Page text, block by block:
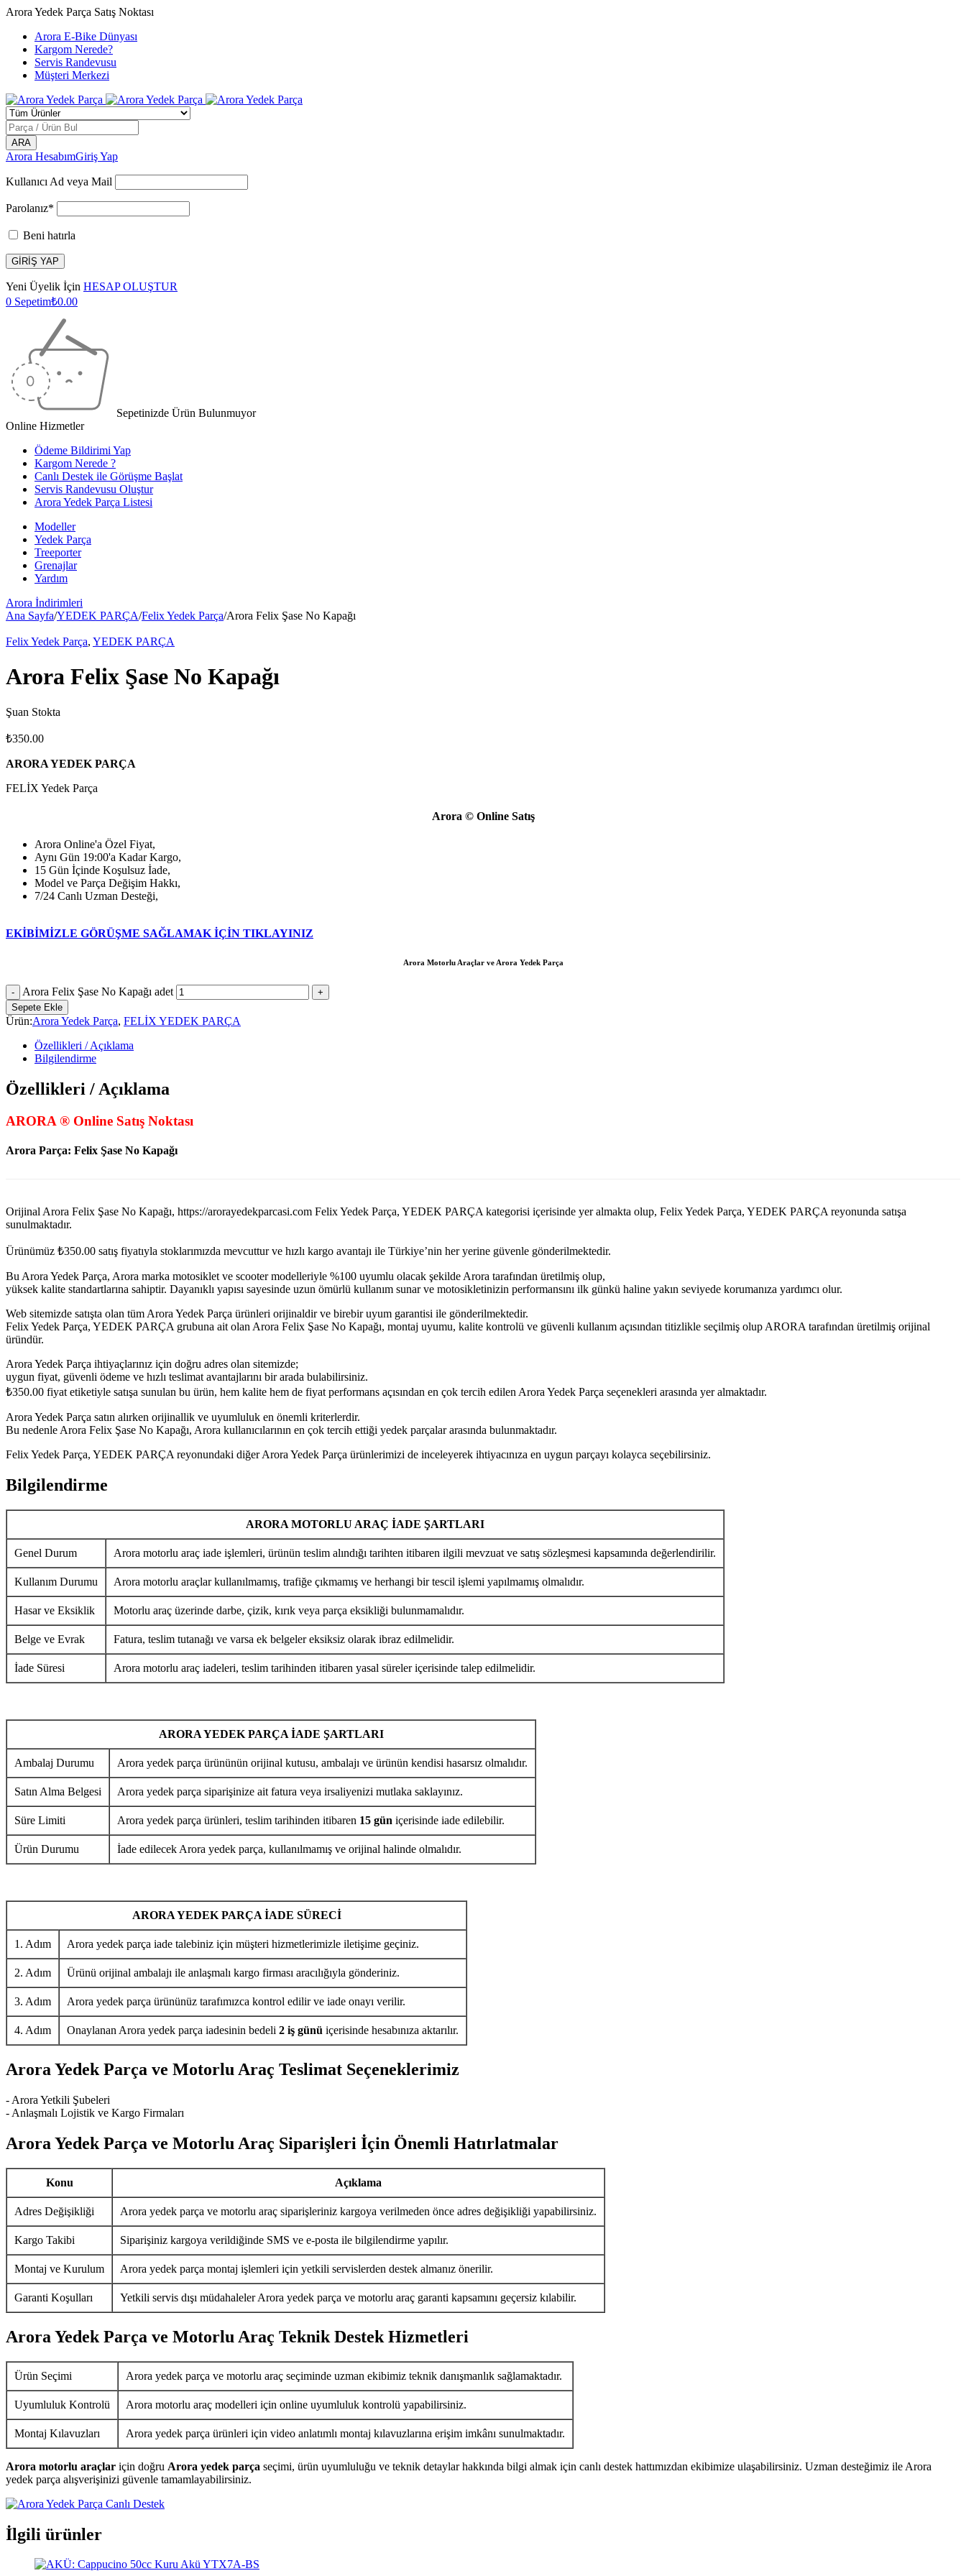
Arora Yedek Parça Satış Noktası
Arora E-Bike Dünyası
Kargom Nerede?
Servis Randevusu
Müşteri Merkezi
Arora HesabımGiriş Yap
Kullanıcı Ad veya Mail
Parolanız*
Beni hatırla
Yeni Üyelik İçin HESAP OLUŞTUR
0 Sepetim₺0.00
Sepetinizde Ürün Bulunmuyor
Online Hizmetler
Ödeme Bildirimi Yap
Kargom Nerede ?
Canlı Destek ile Görüşme Başlat
Servis Randevusu Oluştur
Arora Yedek Parça Listesi
Modeller
Yedek Parça
Treeporter
Grenajlar
Yardım
Arora İndirimleri
Ana Sayfa/YEDEK PARÇA/Felix Yedek Parça/Arora Felix Şase No Kapağı
Felix Yedek Parça, YEDEK PARÇA
Arora Felix Şase No Kapağı
Şuan Stokta
₺350.00
ARORA YEDEK PARÇA
FELİX Yedek Parça
Arora © Online Satış
Arora Online'a Özel Fiyat,
Aynı Gün 19:00'a Kadar Kargo,
15 Gün İçinde Koşulsuz İade,
Model ve Parça Değişim Hakkı,
7/24 Canlı Uzman Desteği,
EKİBİMİZLE GÖRÜŞME SAĞLAMAK İÇİN TIKLAYINIZ
Arora Motorlu Araçlar ve Arora Yedek Parça
Arora Felix Şase No Kapağı adet
Sepete Ekle
Ürün:Arora Yedek Parça, FELİX YEDEK PARÇA
Özellikleri / Açıklama
Bilgilendirme
Özellikleri / Açıklama
ARORA ® Online Satış Noktası
Arora Parça: Felix Şase No Kapağı
Orijinal Arora Felix Şase No Kapağı, https://arorayedekparcasi.com Felix Yedek Parça, YEDEK PARÇA kategorisi içerisinde yer almakta olup, Felix Yedek Parça, YEDEK PARÇA reyonunda satışa
sunulmaktadır.
Ürünümüz ₺350.00 satış fiyatıyla stoklarımızda mevcuttur ve hızlı kargo avantajı ile Türkiye’nin her yerine güvenle gönderilmektedir.
Bu Arora Yedek Parça, Arora marka motosiklet ve scooter modelleriyle %100 uyumlu olacak şekilde Arora tarafından üretilmiş olup,
yüksek kalite standartlarına sahiptir. Dayanıklı yapısı sayesinde uzun ömürlü kullanım sunar ve motosikletinizin performansını ilk günkü haline yakın seviyede korumanıza yardımcı olur.
Web sitemizde satışta olan tüm Arora Yedek Parça ürünleri orijinaldir ve birebir uyum garantisi ile gönderilmektedir.
Felix Yedek Parça, YEDEK PARÇA grubuna ait olan Arora Felix Şase No Kapağı, montaj uyumu, kalite kontrolü ve güvenli kullanım açısından titizlikle seçilmiş olup ARORA tarafından üretilmiş orijinal
üründür.
Arora Yedek Parça ihtiyaçlarınız için doğru adres olan sitemizde;
uygun fiyat, güvenli ödeme ve hızlı teslimat avantajlarını bir arada bulabilirsiniz.
₺350.00 fiyat etiketiyle satışa sunulan bu ürün, hem kalite hem de fiyat performans açısından en çok tercih edilen Arora Yedek Parça seçenekleri arasında yer almaktadır.
Arora Yedek Parça satın alırken orijinallik ve uyumluluk en önemli kriterlerdir.
Bu nedenle Arora Felix Şase No Kapağı, Arora kullanıcılarının en çok tercih ettiği yedek parçalar arasında bulunmaktadır.
Felix Yedek Parça, YEDEK PARÇA reyonundaki diğer Arora Yedek Parça ürünlerimizi de inceleyerek ihtiyacınıza en uygun parçayı kolayca seçebilirsiniz.
Bilgilendirme
ARORA MOTORLU ARAÇ İADE ŞARTLARI
Genel Durum Arora motorlu araç iade işlemleri, ürünün teslim alındığı tarihten itibaren ilgili mevzuat ve satış sözleşmesi kapsamında değerlendirilir.
Kullanım Durumu Arora motorlu araçlar kullanılmamış, trafiğe çıkmamış ve herhangi bir tescil işlemi yapılmamış olmalıdır.
Hasar ve Eksiklik Motorlu araç üzerinde darbe, çizik, kırık veya parça eksikliği bulunmamalıdır.
Belge ve Evrak Fatura, teslim tutanağı ve varsa ek belgeler eksiksiz olarak ibraz edilmelidir.
İade Süresi Arora motorlu araç iadeleri, teslim tarihinden itibaren yasal süreler içerisinde talep edilmelidir.
ARORA YEDEK PARÇA İADE ŞARTLARI
Ambalaj Durumu Arora yedek parça ürününün orijinal kutusu, ambalajı ve ürünün kendisi hasarsız olmalıdır.
Satın Alma Belgesi Arora yedek parça siparişinize ait fatura veya irsaliyenizi mutlaka saklayınız.
Süre Limiti Arora yedek parça ürünleri, teslim tarihinden itibaren 15 gün içerisinde iade edilebilir.
Ürün Durumu İade edilecek Arora yedek parça, kullanılmamış ve orijinal halinde olmalıdır.
ARORA YEDEK PARÇA İADE SÜRECİ
1. Adım Arora yedek parça iade talebiniz için müşteri hizmetlerimizle iletişime geçiniz.
2. Adım Ürünü orijinal ambalajı ile anlaşmalı kargo firması aracılığıyla gönderiniz.
3. Adım Arora yedek parça ürününüz tarafımızca kontrol edilir ve iade onayı verilir.
4. Adım Onaylanan Arora yedek parça iadesinin bedeli 2 iş günü içerisinde hesabınıza aktarılır.
Arora Yedek Parça ve Motorlu Araç Teslimat Seçeneklerimiz
- Arora Yetkili Şubeleri
- Anlaşmalı Lojistik ve Kargo Firmaları
Arora Yedek Parça ve Motorlu Araç Siparişleri İçin Önemli Hatırlatmalar
Konu Açıklama
Adres Değişikliği Arora yedek parça ve motorlu araç siparişleriniz kargoya verilmeden önce adres değişikliği yapabilirsiniz.
Kargo Takibi Siparişiniz kargoya verildiğinde SMS ve e-posta ile bilgilendirme yapılır.
Montaj ve Kurulum Arora yedek parça montaj işlemleri için yetkili servislerden destek almanız önerilir.
Garanti Koşulları Yetkili servis dışı müdahaleler Arora yedek parça ve motorlu araç garanti kapsamını geçersiz kılabilir.
Arora Yedek Parça ve Motorlu Araç Teknik Destek Hizmetleri
Ürün Seçimi Arora yedek parça ve motorlu araç seçiminde uzman ekibimiz teknik danışmanlık sağlamaktadır.
Uyumluluk Kontrolü Arora motorlu araç modelleri için online uyumluluk kontrolü yapabilirsiniz.
Montaj Kılavuzları Arora yedek parça ürünleri için video anlatımlı montaj kılavuzlarına erişim imkânı sunulmaktadır.
Arora motorlu araçlar için doğru Arora yedek parça seçimi, ürün uyumluluğu ve teknik detaylar hakkında bilgi almak için canlı destek hattımızdan ekibimize ulaşabilirsiniz. Uzman desteğimiz ile Arora
yedek parça alışverişinizi güvenle tamamlayabilirsiniz.
İlgili ürünler